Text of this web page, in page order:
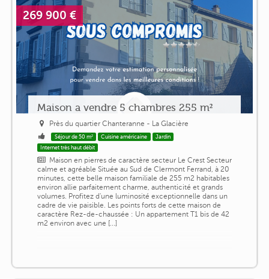
269 900 €
Maison a vendre 5 chambres 255 m²
Près du quartier Chanteranne - La Glacière
Séjour de 50 m² Cuisine américaine
Jardin
Internet très haut débit
Maison en pierres de caractère secteur Le Crest Secteur
calme et agréable Située au Sud de Clermont Ferrand, à 20
minutes, cette belle maison familiale de 255 m2 habitables
environ allie parfaitement charme, authenticité et grands
volumes. Profitez d'une luminosité exceptionnelle dans un
cadre de vie paisible. Les points forts de cette maison de
caractère Rez-de-chaussée : Un appartement T1 bis de 42
m2 environ avec une [...]